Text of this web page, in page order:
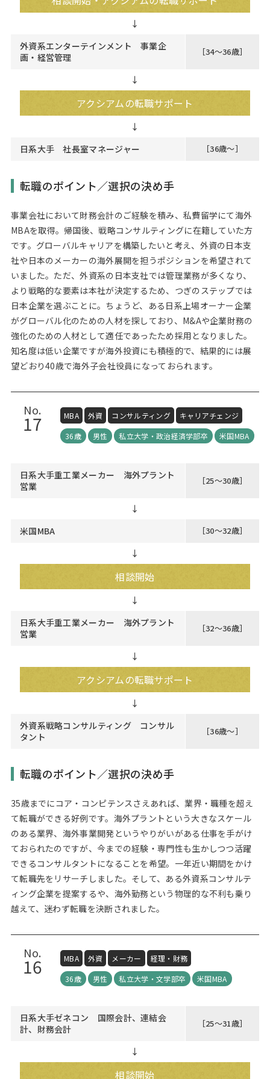
外資系エンターテインメント 事業企
画・経営管理
［34～36歳］
↓
アクシアムの転職サポート
日系大手 社長室マネージャー ［36歳～］
転職のポイント／選択の決め手
事業会社において財務会計のご経験を積み、私費留学にて海外
MBAを取得。帰国後、戦略コンサルティングに在籍していた方
です。グローバルキャリアを構築したいと考え、外資の日本支
社や日本のメーカーの海外展開を担うポジションを希望されて
いました。ただ、外資系の日本支社では管理業務が多くなり、
より戦略的な要素は本社が決定するため、つぎのステップでは
日本企業を選ぶことに。ちょうど、ある日系上場オーナー企業
がグローバル化のための人材を探しており、M&Aや企業財務の
強化のための人材として適任であったため採用となりました。
知名度は低い企業ですが海外投資にも積極的で、結果的には展
望どおり40歳で海外子会社役員になっておられます。
No.
17 MBA 外資 コンサルティング
キャリアチェンジ
36歳
男性 私立大学・政治経済学部卒 米国MBA
日系大手重工業メーカー 海外プラント
営業
［25～30歳］
↓
米国MBA
［30～32歳］
↓
相談開始
日系大手重工業メーカー 海外プラント
営業
［32～36歳］
↓
アクシアムの転職サポート
外資系戦略コンサルティング コンサル
タント
［36歳～］
転職のポイント／選択の決め手
35歳までにコア・コンピテンスさえあれば、業界・職種を超え
て転職ができる好例です。海外プラントという大きなスケール
のある業界、海外事業開発というやりがいがある仕事を手がけ
ておられたのですが、今までの経験・専門性も生かしつつ活躍
できるコンサルタントになることを希望。一年近い期間をかけ
て転職先をリサーチしました。そして、ある外資系コンサルテ
ィング企業を提案するや、海外勤務という物理的な不利も乗り
越えて、迷わず転職を決断されました。
No.
16 MBA 外資 メーカー
経理・財務
36歳
男性 私立大学・文学部卒 米国MBA
日系大手ゼネコン 国際会計、連結会
計、財務会計
［25～31歳］
↓
相談開始